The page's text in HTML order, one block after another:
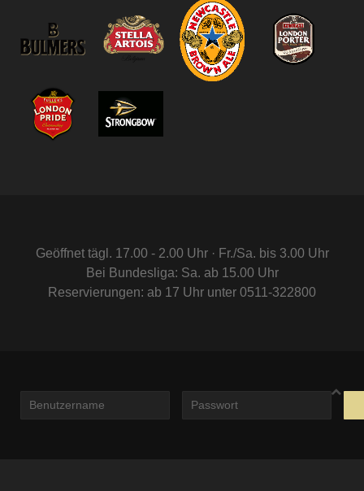
Geöffnet tägl. 17.00 - 2.00 Uhr · Fr./Sa. bis 3.00 Uhr
Bei Bundesliga: Sa. ab 15.00 Uhr
Reservierungen: ab 17 Uhr unter 0511-322800